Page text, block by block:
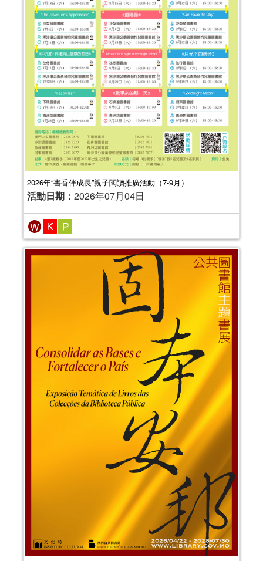
2026年“書香伴成長”親子閱讀推廣活動（7-9月）
活動日期： 2026年07月04日